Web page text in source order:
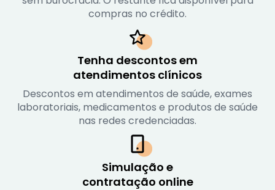
compras no crédito.
Tenha descontos em
atendimentos clínicos
Descontos em atendimentos de saúde, exames
laboratoriais, medicamentos e produtos de saúde
nas redes credenciadas.
Simulação e
contratação online